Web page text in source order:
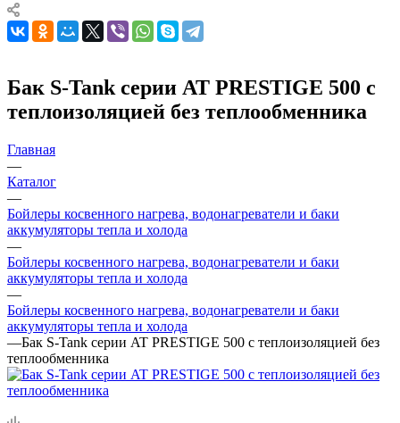
Бак S-Tank серии AT PRESTIGE 500 с
теплоизоляцией без теплообменника
Главная
—
Каталог
—
Бойлеры косвенного нагрева, водонагреватели и баки
аккумуляторы тепла и холода
—
Бойлеры косвенного нагрева, водонагреватели и баки
аккумуляторы тепла и холода
—
Бойлеры косвенного нагрева, водонагреватели и баки
аккумуляторы тепла и холода
—Бак S-Tank серии AT PRESTIGE 500 с теплоизоляцией без
теплообменника